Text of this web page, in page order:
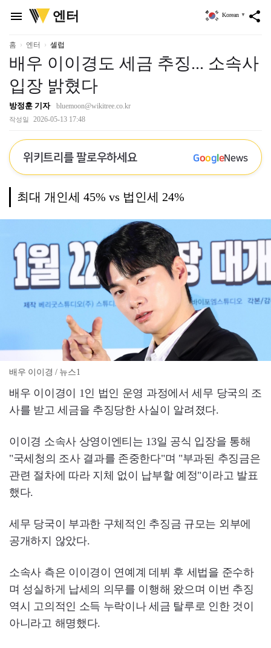
menu
위
키
리
엔터 share
Korean ▼
홈 엔터 셀럽
배우 이이경도 세금 추징... 소속사
입장 밝혔다
방정훈 기자 bluemoon@wikitree.co.kr
작성일 2026-05-13 17:48
위키트리를 팔로우하세요 GoogleNews
최대 개인세 45% vs 법인세 24%
배우 이이경 / 뉴스1
배우 이이경이 1인 법인 운영 과정에서 세무 당국의 조
사를 받고 세금을 추징당한 사실이 알려졌다.
이이경 소속사 상영이엔티는 13일 공식 입장을 통해
"국세청의 조사 결과를 존중한다"며 "부과된 추징금은
관련 절차에 따라 지체 없이 납부할 예정"이라고 발표
했다.
세무 당국이 부과한 구체적인 추징금 규모는 외부에
공개하지 않았다.
소속사 측은 이이경이 연예계 데뷔 후 세법을 준수하
며 성실하게 납세의 의무를 이행해 왔으며 이번 추징
역시 고의적인 소득 누락이나 세금 탈루로 인한 것이
아니라고 해명했다.